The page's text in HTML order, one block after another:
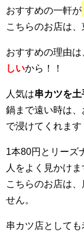
おすすめの一軒が
こちらのお店は
おすすめの理由は
しいから！！
人気は串カツを
鍋まで遠い時は
で浸けてくれます
1本80円とリーズ
人をよく見かけま
こちらのお店は
せん。
串カツ店として